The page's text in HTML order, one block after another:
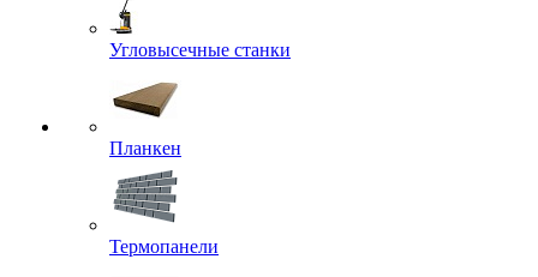
Угловысечные станки
Планкен
Термопанели